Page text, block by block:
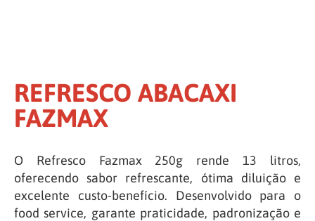
REFRESCO ABACAXI
FAZMAX
O Refresco Fazmax 250g rende 13 litros,
oferecendo sabor refrescante, ótima diluição e
excelente custo-benefício. Desenvolvido para o
food service, garante praticidade, padronização e